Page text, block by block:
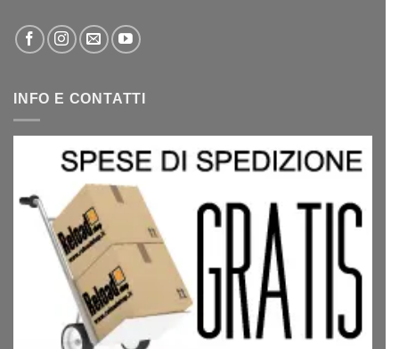
INFO E CONTATTI